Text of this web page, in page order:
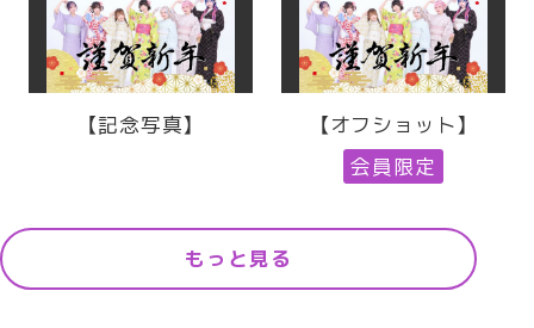
もっと見る
【記念写真】
【オフショット】
会員限定